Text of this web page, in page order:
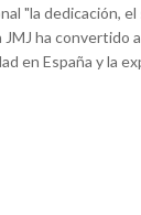
"la dedicación,
ha convertido
en España y la